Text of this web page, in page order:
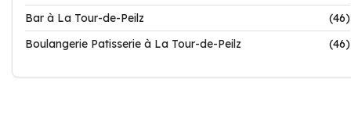
Bar à La Tour-de-Peilz
(46)
Boulangerie Patisserie à La Tour-de-Peilz
(46)